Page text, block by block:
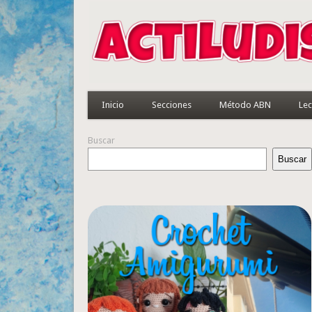
Inicio Secciones Método ABN
Buscar
Buscar